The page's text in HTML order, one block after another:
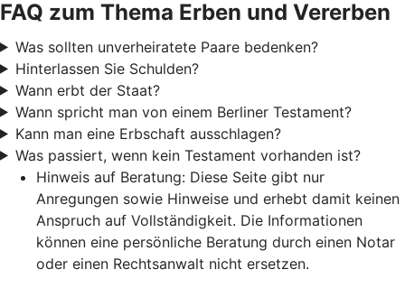
FAQ zum Thema Erben und Vererben
Was sollten unverheiratete Paare bedenken?
Hinterlassen Sie Schulden?
Wann erbt der Staat?
Wann spricht man von einem Berliner Testament?
Kann man eine Erbschaft ausschlagen?
Was passiert, wenn kein Testament vorhanden ist?
Hinweis auf Beratung: Diese Seite gibt nur
Anregungen sowie Hinweise und erhebt damit keinen
Anspruch auf Vollständigkeit. Die Informationen
können eine persönliche Beratung durch einen Notar
oder einen Rechtsanwalt nicht ersetzen.